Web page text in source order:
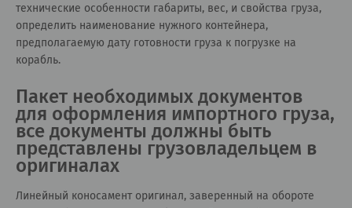
технические особенности габариты, вес, и свойства груза,
определить наименование нужного контейнера,
предполагаемую дату готовности груза к погрузке на
корабль.
Пакет необходимых документов
для оформления импортного груза,
все документы должны быть
представлены грузовладельцем в
оригиналах
Линейный коносамент оригинал, заверенный на обороте